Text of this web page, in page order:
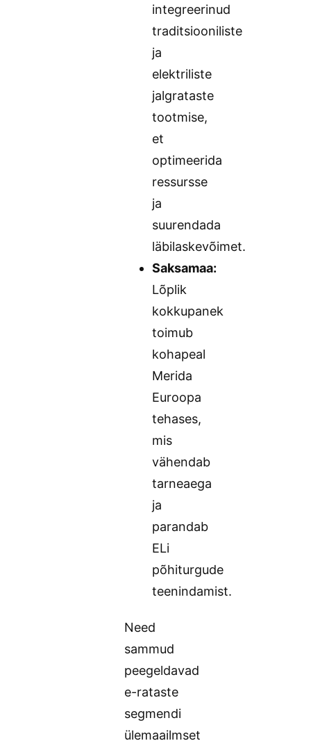
integreerinud
traditsiooniliste
ja
elektriliste
jalgrataste
tootmise,
et
optimeerida
ressursse
ja
suurendada
läbilaskevõimet.
Saksamaa:
Lõplik
kokkupanek
toimub
kohapeal
Merida
Euroopa
tehases,
mis
vähendab
tarneaega
ja
parandab
ELi
põhiturgude
teenindamist.
Need
sammud
peegeldavad
e-rataste
segmendi
ülemaailmset